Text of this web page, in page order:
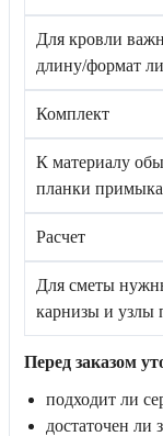
Для кровли
длину/формат
Комплект
К материалу
планки
Расчет
Для сметы
карнизы и узлы
Перед заказом
подходит ли
достаточен ли